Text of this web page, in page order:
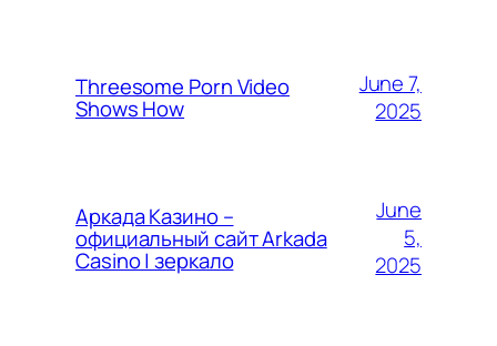
Threesome Porn Video
Shows How
June 7,
2025
Аркада Казино –
официальный сайт Arkada
Casino | зеркало
June
5,
2025